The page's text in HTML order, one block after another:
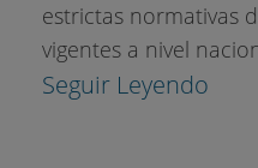
estrictas normativas
vigentes a nivel
Seguir Leyendo